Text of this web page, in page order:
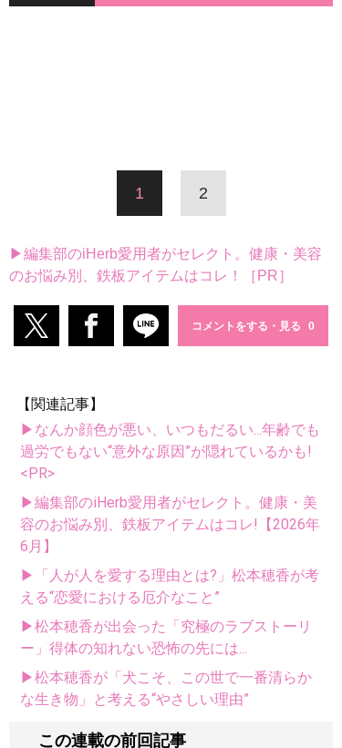
1 2
▶編集部のiHerb愛用者がセレクト。健康・美容
のお悩み別、鉄板アイテムはコレ！［PR］
コメントをする・見る
【関連記事】
▶なんか顔色が悪い、いつもだるい...年齢でも
過労でもない“意外な原因”が隠れているかも!
<PR>
▶編集部のiHerb愛用者がセレクト。健康・美
容のお悩み別、鉄板アイテムはコレ!【2026年
6月】
▶「人が人を愛する理由とは?」松本穂香が考
える“恋愛における厄介なこと”
▶松本穂香が出会った「究極のラブストーリ
ー」得体の知れない恐怖の先には...
▶松本穂香が「犬こそ、この世で一番清らか
な生き物」と考える“やさしい理由”
この連載の前回記事